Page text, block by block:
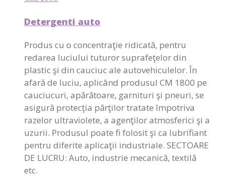
Detergenti auto
Produs cu o concentraţie ridicată, pentru
redarea luciului tuturor suprafeţelor din
plastic şi din cauciuc ale autovehiculelor. În
afară de luciu, aplicând produsul CM 1800 pe
cauciucuri, apărătoare, garnituri şi pneuri, se
asigură protecţia părţilor tratate împotriva
razelor ultraviolete, a agenţilor atmosferici şi a
uzurii. Produsul poate fi folosit şi ca lubrifiant
pentru diferite aplicaţii industriale. SECTOARE
DE LUCRU: Auto, industrie mecanică, textilă
etc.